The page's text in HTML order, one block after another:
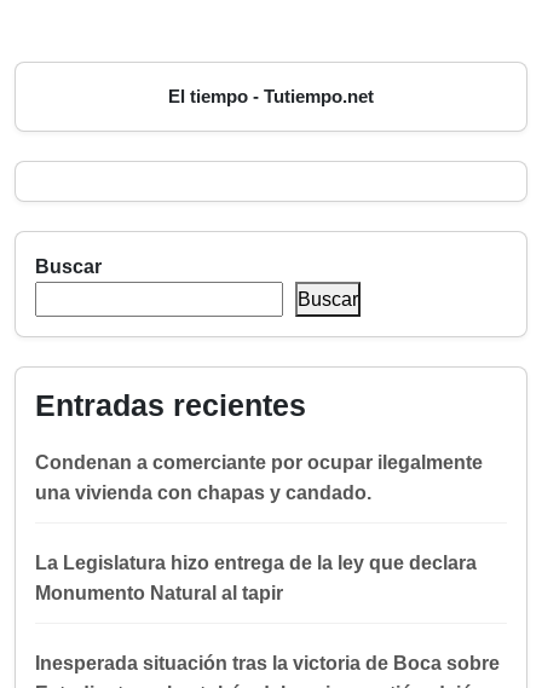
El tiempo - Tutiempo.net
Buscar
Buscar
Entradas recientes
Condenan a comerciante por ocupar ilegalmente
una vivienda con chapas y candado.
La Legislatura hizo entrega de la ley que declara
Monumento Natural al tapir
Inesperada situación tras la victoria de Boca sobre